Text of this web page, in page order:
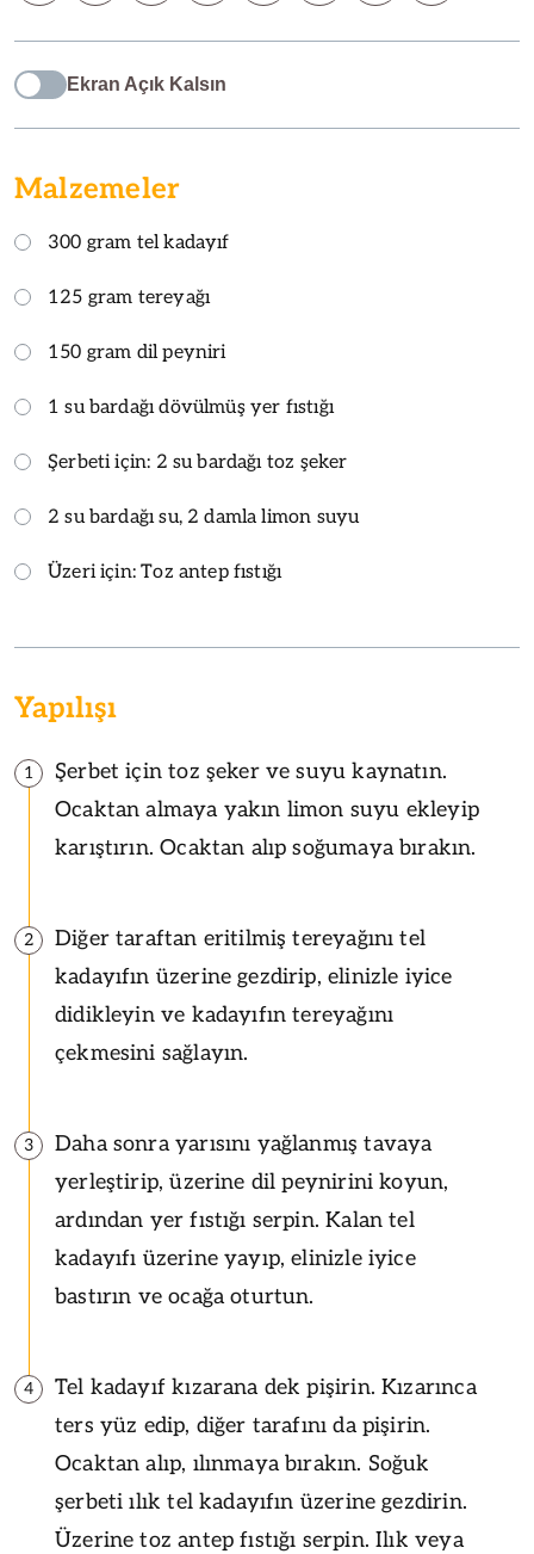
Ekran Açık Kalsın
Malzemeler
300 gram tel kadayıf
125 gram tereyağı
150 gram dil peyniri
1 su bardağı dövülmüş yer fıstığı
Şerbeti için: 2 su bardağı toz şeker
2 su bardağı su, 2 damla limon suyu
Üzeri için: Toz antep fıstığı
Yapılışı
1
Şerbet için toz şeker ve suyu kaynatın.
Ocaktan almaya yakın limon suyu ekleyip
karıştırın. Ocaktan alıp soğumaya bırakın.
2
Diğer taraftan eritilmiş tereyağını tel
kadayıfın üzerine gezdirip, elinizle iyice
didikleyin ve kadayıfın tereyağını
çekmesini sağlayın.
3
Daha sonra yarısını yağlanmış tavaya
yerleştirip, üzerine dil peynirini koyun,
ardından yer fıstığı serpin. Kalan tel
kadayıfı üzerine yayıp, elinizle iyice
bastırın ve ocağa oturtun.
4
Tel kadayıf kızarana dek pişirin. Kızarınca
ters yüz edip, diğer tarafını da pişirin.
Ocaktan alıp, ılınmaya bırakın. Soğuk
şerbeti ılık tel kadayıfın üzerine gezdirin.
Üzerine toz antep fıstığı serpin. Ilık veya